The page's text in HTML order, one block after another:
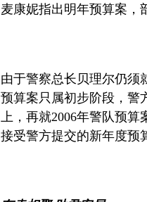
麦康妮指出明年预算案，
由于警察总长贝理尔仍须
预算案只属初步阶段，警
上，再就2006年警队预算
接受警方提交的新年度预